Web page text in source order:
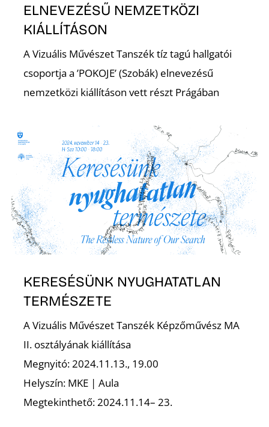
ELNEVEZÉSŰ NEMZETKÖZI
KIÁLLÍTÁSON
A Vizuális Művészet Tanszék tíz tagú hallgatói
csoportja a ’POKOJE’ (Szobák) elnevezésű
nemzetközi kiállításon vett részt Prágában
KERESÉSÜNK NYUGHATATLAN
TERMÉSZETE
A Vizuális Művészet Tanszék Képzőművész MA
II. osztályának kiállítása
Megnyitó: 2024.11.13., 19.00
Helyszín: MKE | Aula
Megtekinthető: 2024.11.14– 23.